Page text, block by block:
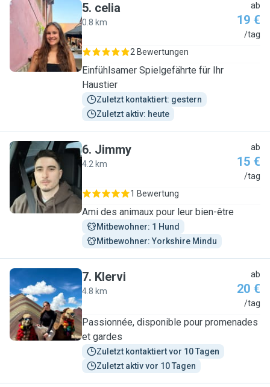
C
5. celia
0.8 km
ab
19 €
/tag
2 Bewertungen
Einfühlsamer Spielgefährte für Ihr
Haustier
Zuletzt kontaktiert: gestern
Zuletzt aktiv: heute
J
6. Jimmy
4.2 km
ab
15 €
/tag
1 Bewertung
Ami des animaux pour leur bien-être
Mitbewohner: 1 Hund
Mitbewohner: Yorkshire Mindu
K
7. Klervi
4.8 km
ab
20 €
/tag
Passionnée, disponible pour promenades
et gardes
Zuletzt kontaktiert vor 10 Tagen
Zuletzt aktiv vor 10 Tagen